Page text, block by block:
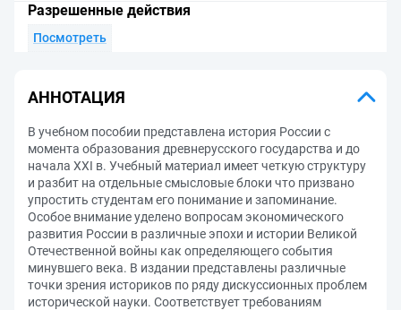
Разрешенные действия
Посмотреть
АННОТАЦИЯ
В учебном пособии представлена история России с
момента образования древнерусского государства и до
начала XXI в. Учебный материал имеет четкую структуру
и разбит на отдельные смысловые блоки что призвано
упростить студентам его понимание и запоминание.
Особое внимание уделено вопросам экономического
развития России в различные эпохи и истории Великой
Отечественной войны как определяющего события
минувшего века. В издании представлены различные
точки зрения историков по ряду дискуссионных проблем
исторической науки. Соответствует требованиям